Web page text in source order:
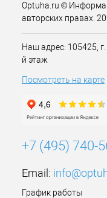
Optuha.ru ©
авторских правах.
Наш адрес: 105425,
й этаж
Посмотреть на карте
+7 (495) 740-
Email:
График работы